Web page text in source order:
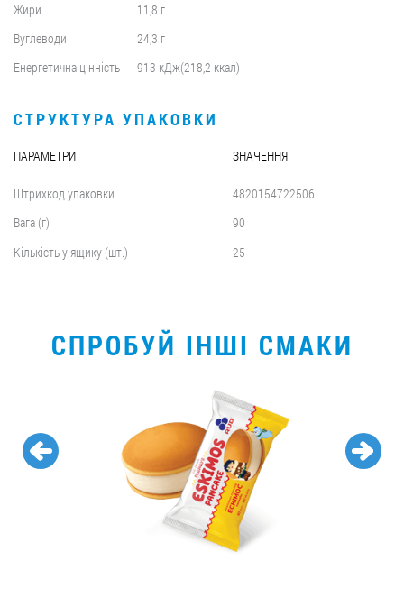
Жири
11,8 г
Вуглеводи
24,3 г
Енергетична цінність
913 кДж(218,2 ккал)
СТРУКТУРА УПАКОВКИ
ПАРАМЕТРИ ЗНАЧЕННЯ
Штрихкод упаковки
4820154722506
Вага (г)
90
Кількість у ящику (шт.)
25
СПРОБУЙ ІНШІ СМАКИ